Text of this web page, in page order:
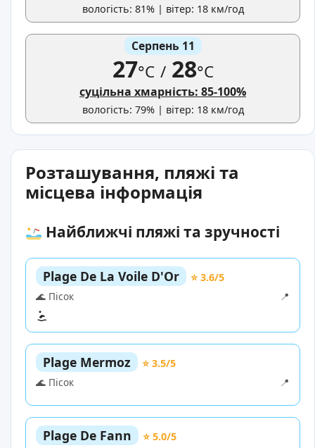
вологість: 81% | вітер: 18 км/год
Серпень 11
27°C /28°C
суцільна хмарність: 85-100%
вологість: 79% | вітер: 18 км/год
Розташування, пляжі та
місцева інформація
Найближчі пляжі та зручності
Plage De La Voile D'Or
⭐ 3.6/5
🌊 Пісок
📍
Plage Mermoz
⭐ 3.5/5
🌊 Пісок
📍
Plage De Fann
⭐ 5.0/5